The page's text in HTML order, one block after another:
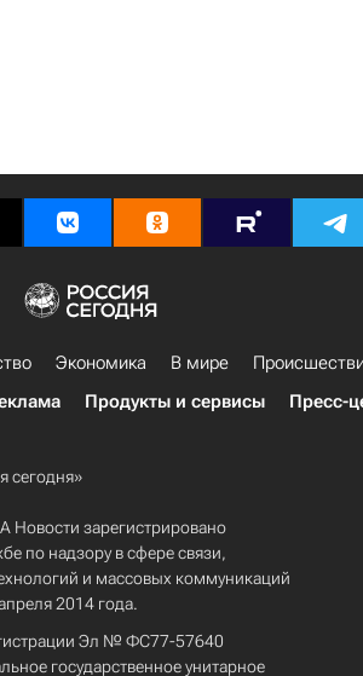
Экономика В мире
Продукты и сервисы Пресс-
сегодня»
Новости зарегистрировано
по надзору в сфере связи,
и массовых коммуникаций
2014 года.
Эл № ФС77-57640
государственное унитарное